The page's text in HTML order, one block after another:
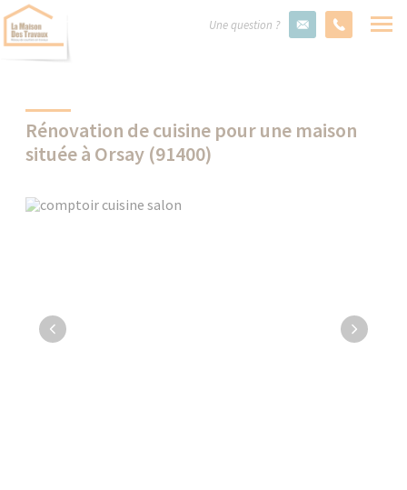
Une question ?
Rénovation de cuisine pour une maison
située à Orsay (91400)